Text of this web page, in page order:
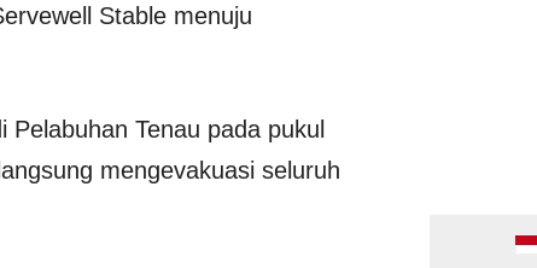
Stable menuju
Pelabuhan Tenau pada pukul
mengevakuasi seluruh